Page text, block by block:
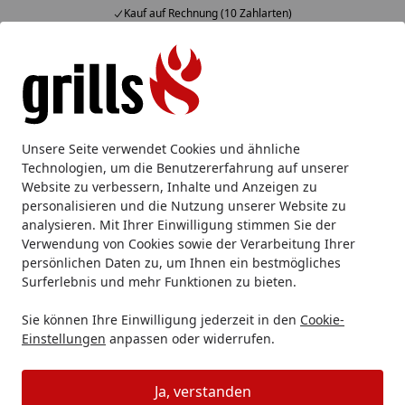
Unsere Seite verwendet Cookies und ähnliche
Technologien, um die Benutzererfahrung auf unserer
Website zu verbessern, Inhalte und Anzeigen zu
personalisieren und die Nutzung unserer Website zu
analysieren. Mit Ihrer Einwilligung stimmen Sie der
Verwendung von Cookies sowie der Verarbeitung Ihrer
persönlichen Daten zu, um Ihnen ein bestmögliches
Surferlebnis und mehr Funktionen zu bieten.
Sie können Ihre Einwilligung jederzeit in den Cookie-
Einstellungen anpassen oder widerrufen.
Ja, verstanden
Kauf auf Rechnung (10 Zahlarten)
Alle Produkte
Mein Konto
Suchen
Startseite
Weber Weber Grill Zubehör Weber Dutch Oven,
Weber Dutch Oven, Pfannen &
Töpfe
Ihre Artikelübersicht
Filter / Sortierung
Artikel gefunden